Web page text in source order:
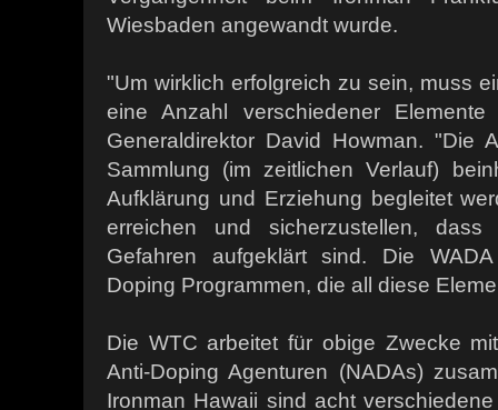
Wiesbaden angewandt wurde.
"Um wirklich erfolgreich zu sein, muss
eine Anzahl verschiedener
Generaldirektor David Howman. "Die
Sammlung (im zeitlichen Verlauf)
Aufklärung und Erziehung begleitet
erreichen und sicherzustellen,
Gefahren aufgeklärt sind. Die
Doping Programmen, die all diese
Die WTC arbeitet für obige Zwecke
Anti-Doping Agenturen (NADAs)
Ironman Hawaii sind acht